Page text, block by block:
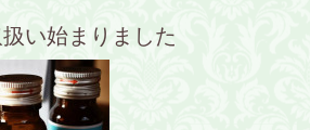
い始まりました